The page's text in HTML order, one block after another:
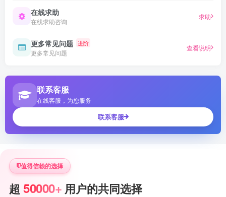
在线求助
在线求助咨询
求助
更多常见问题 进阶
更多常见问题
查看说明
联系客服
在线客服，为您服务
联系客服
值得信赖的选择
超 50000+ 用户的共同选择